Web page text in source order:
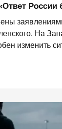
России
На
изменить